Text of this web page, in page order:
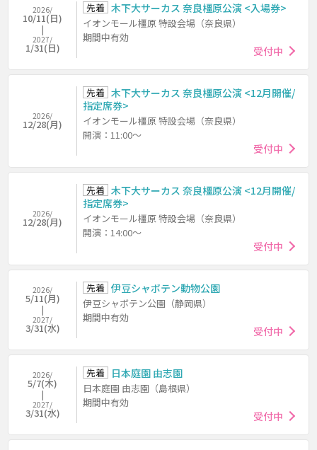
2026/
10/11(日)
2027/
1/31(日)
先着 木下大サーカス 奈良橿原公演 <入場券>
イオンモール橿原 特設会場（奈良県）
期間中有効
受付中
2026/
12/28(月)
先着 木下大サーカス 奈良橿原公演 <12月開催/
指定席券>
イオンモール橿原 特設会場（奈良県）
開演：11:00～
受付中
2026/
12/28(月)
先着 木下大サーカス 奈良橿原公演 <12月開催/
指定席券>
イオンモール橿原 特設会場（奈良県）
開演：14:00～
受付中
2026/
5/11(月)
2027/
3/31(水)
先着 伊豆シャボテン動物公園
伊豆シャボテン公園（静岡県）
期間中有効
受付中
2026/
5/7(木)
2027/
3/31(水)
先着 日本庭園 由志園
日本庭園 由志園（島根県）
期間中有効
受付中